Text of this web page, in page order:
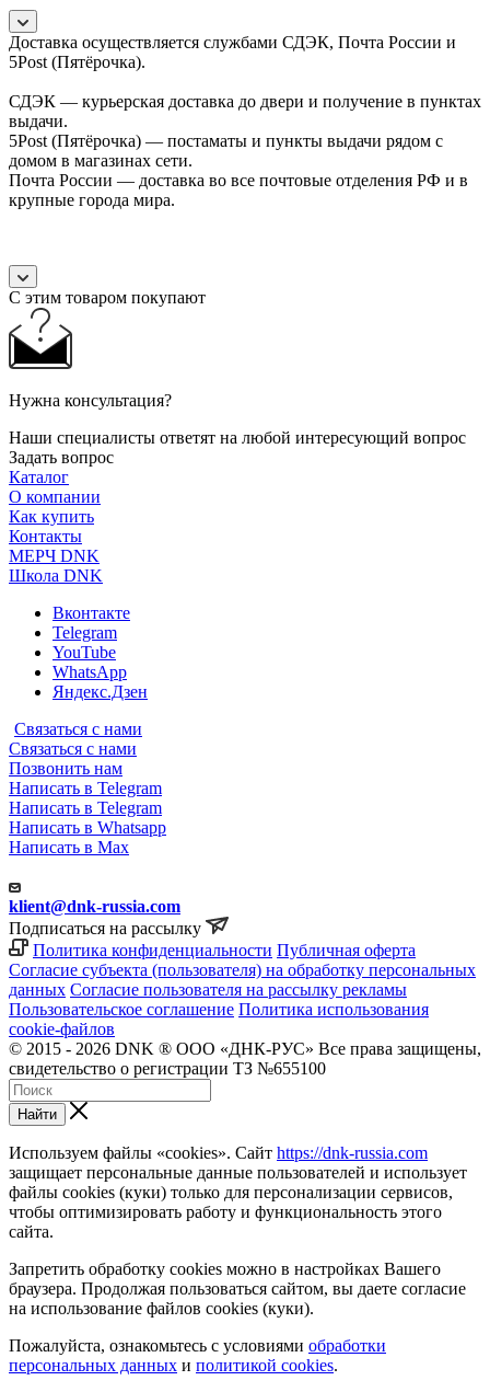
Доставка осуществляется службами СДЭК, Почта России и
5Post (Пятёрочка).
СДЭК — курьерская доставка до двери и получение в пунктах
выдачи.
5Post (Пятёрочка) — постаматы и пункты выдачи рядом с
домом в магазинах сети.
Почта России — доставка во все почтовые отделения РФ и в
крупные города мира.
С этим товаром покупают
Нужна консультация?
Наши специалисты ответят на любой интересующий вопрос
Задать вопрос
Каталог
О компании
Как купить
Контакты
МЕРЧ DNK
Школа DNK
Вконтакте
Telegram
YouTube
WhatsApp
Яндекс.Дзен
Связаться с нами
Связаться с нами
Позвонить нам
Написать в Telegram
Написать в Telegram
Написать в Whatsapp
Написать в Max
klient@dnk-russia.com
Подписаться на рассылку
Политика конфиденциальности Публичная оферта
Согласие субъекта (пользователя) на обработку персональных
данных Согласие пользователя на рассылку рекламы
Пользовательское соглашение Политика использования
cookie-файлов
© 2015 - 2026 DNK ® ООО «ДНК-РУС» Все права защищены,
свидетельство о регистрации ТЗ №655100
Найти
Используем файлы «cookies». Сайт https://dnk-russia.com
защищает персональные данные пользователей и использует
файлы cookies (куки) только для персонализации сервисов,
чтобы оптимизировать работу и функциональность этого
сайта.
Запретить обработку cookies можно в настройках Вашего
браузера. Продолжая пользоваться сайтом, вы даете согласие
на использование файлов cookies (куки).
Пожалуйста, ознакомьтесь с условиями обработки
персональных данных и политикой cookies.